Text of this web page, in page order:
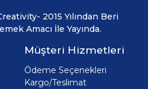
2015 Yılından Beri
Amacı İle Yayında.
Müşteri Hizmetleri
Ödeme Seçenekleri
Kargo/Teslimat